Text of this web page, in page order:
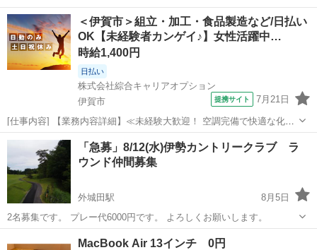
＜伊賀市＞組立・加工・食品製造など/日払い
OK【未経験者カンゲイ♪】女性活躍中…
時給1,400円
日払い
株式会社綜合キャリアオプション
伊賀市
提携サイト 7月21日
[仕事内容] 【業務内容詳細】≪未経験大歓迎！ 空調完備で快適な化粧
品製造会社での製造業務≫ 頭髪用化粧品製造会社でのお仕事です自動
充填機に化粧品のボトル、 キャップ、 中栓を入れていく工程からはじ
め慣れてくればボトルへ液を...
伊賀市 工場
「急募」8/12(水)伊勢カントリークラブ ラ
ウンド仲間募集
外城田駅
8月5日
2名募集です。 プレー代6000円です。 よろしくお願いします。
ゴルフ ラウンド
MacBook Air 13インチ 0円